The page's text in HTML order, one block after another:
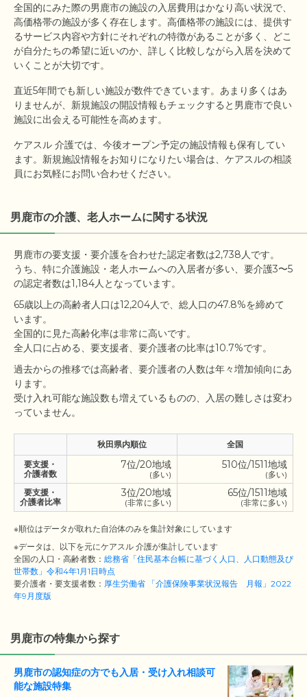
全国的にみた際の男鹿市の施設の入居費用はかなり高い状況で、
高価格帯の施設が多く存在します。高価格帯の施設には、提供す
るサービス内容や方針にそれぞれの特徴があることが多く、どこ
が自分たちの希望に近いのか、詳しく比較しながら入居を決めて
いくことが大切です。
直近5年間でも新しい施設が数件できています。あまり多くはあ
りませんが、新規施設の開設情報もチェックすると男鹿市で良い
施設に出会える可能性を高めます。
ケアスル 介護では、今後オープン予定の施設情報も保有してい
ます。新規施設情報をお知りになりたい場合は、ケアスルの相談
員にお気軽にお問い合わせください。
男鹿市の介護、老人ホームに関する状況
男鹿市の要支援・要介護を合わせた認定者数は2,738人です。
うち、特に介護施設・老人ホームへの入居者が多い、要介護3〜5
65歳以上の高齢者人口は12,204人で、総人口の47.8%を締めて
います。
全国的に見た高齢化率は非常に高いです。
過去からの推移では高齢者、要介護者の人数は年々増加傾向にあ
ります。
受け入れ可能な施設数も増えているものの、入居の難しさは変わ
秋田県内順位
全国
要支援・
介護者数
7位/20地域
(多い)
510位/1511地域
(多い)
要支援・
介護者比率
3位/20地域
(非常に多い)
65位/1511地域
(非常に多い)
※順位はデータが取れた自治体のみを集計対象にしています
※データは、以下を元にケアスル 介護が集計しています
全国の人口・高齢者数： 総務省「住民基本台帳に基づく人口、人口動態及び
世帯数」令和4年1月1日時点
要介護者・要支援者数： 厚生労働省 「介護保険事業状況報告 月報」2022
年9月度版
男鹿市の特集から探す
男鹿市の認知症の方でも入居・受け入れ相談可
能な施設特集